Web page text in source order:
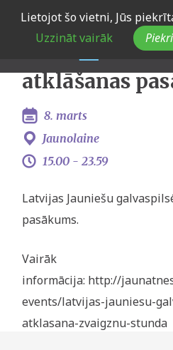
Lietojot šo vietni, Jūs
Uzzināt vairāk
Latvijas
galvaspilsētas
atklāšanas
Jaunolaine
8. marts
15.00 - 23.59
Latvijas Jauniešu
pasākums.
Vairāk
informācija: http://
events/latvijas-jauniesu-
atklasana-zvaigznu-stunda